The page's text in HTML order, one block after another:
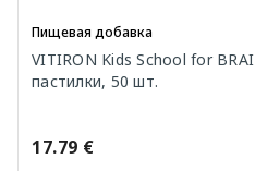
Пищевая добавка
VITIRON Kids School for
пастилки, 50 шт.
17.79 €